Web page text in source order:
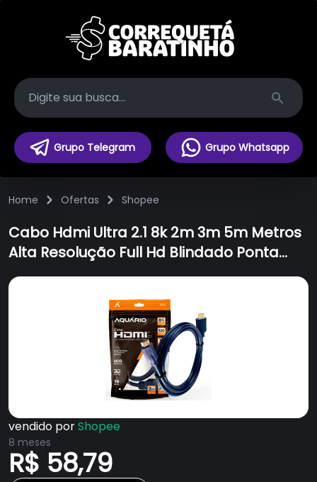
Search
Grupo Telegram Grupo Whatsapp
Home Ofertas Shopee
Cabo Hdmi Ultra 2.1 8k 2m 3m 5m Metros
Alta Resolução Full Hd Blindado Ponta
Gold 120hz Ps5
vendido porShopee
8 meses
R$ 58,79